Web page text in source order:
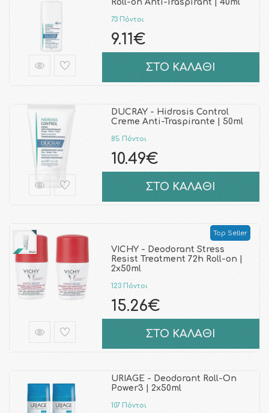
Roll-on Anti-Traspirant | 40ml
73 Πόντοι
9.11€
ΣΤΟ ΚΑΛΑΘΙ
DUCRAY - Hidrosis Control
Creme Anti-Traspirante | 50ml
85 Πόντοι
10.49€
ΣΤΟ ΚΑΛΑΘΙ
Top Seller
VICHY - Deodorant Stress
Resist Treatment 72h Roll-on |
2x50ml
123 Πόντοι
15.26€
ΣΤΟ ΚΑΛΑΘΙ
URIAGE - Deodorant Roll-On
Power3 | 2x50ml
107 Πόντοι